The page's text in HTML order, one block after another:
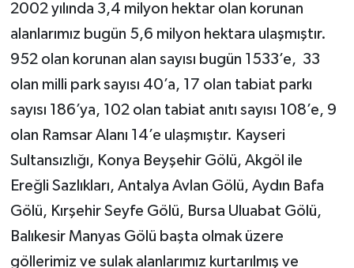
2002 yılında 3,4 milyon hektar olan korunan
alanlarımız bugün 5,6 milyon hektara ulaşmıştır.
952 olan korunan alan sayısı bugün 1533’e, 33
olan milli park sayısı 40’a, 17 olan tabiat parkı
sayısı 186’ya, 102 olan tabiat anıtı sayısı 108’e, 9
olan Ramsar Alanı 14’e ulaşmıştır. Kayseri
Sultansızlığı, Konya Beyşehir Gölü, Akgöl ile
Ereğli Sazlıkları, Antalya Avlan Gölü, Aydın Bafa
Gölü, Kırşehir Seyfe Gölü, Bursa Uluabat Gölü,
Balıkesir Manyas Gölü başta olmak üzere
göllerimiz ve sulak alanlarımız kurtarılmış ve